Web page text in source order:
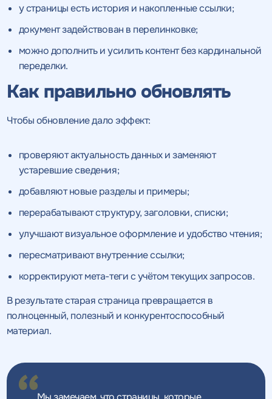
у страницы есть история и накопленные ссылки;
документ задействован в перелинковке;
можно дополнить и усилить контент без кардинальной
переделки.
Как правильно обновлять
Чтобы обновление дало эффект:
проверяют актуальность данных и заменяют
устаревшие сведения;
добавляют новые разделы и примеры;
перерабатывают структуру, заголовки, списки;
улучшают визуальное оформление и удобство чтения;
пересматривают внутренние ссылки;
корректируют мета-теги с учётом текущих запросов.
В результате старая страница превращается в
полноценный, полезный и конкурентоспособный
материал.